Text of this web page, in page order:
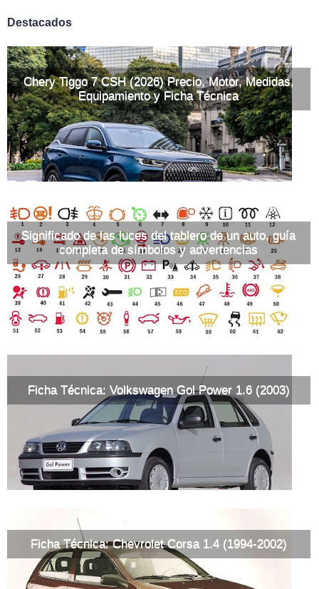
Destacados
Chery Tiggo 7 CSH (2026) Precio, Motor, Medidas,
Equipamiento y Ficha Técnica
Significado de las luces del tablero de un auto, guía
completa de símbolos y advertencias
Ficha Técnica: Volkswagen Gol Power 1.6 (2003)
Ficha Técnica: Chevrolet Corsa 1.4 (1994-2002)